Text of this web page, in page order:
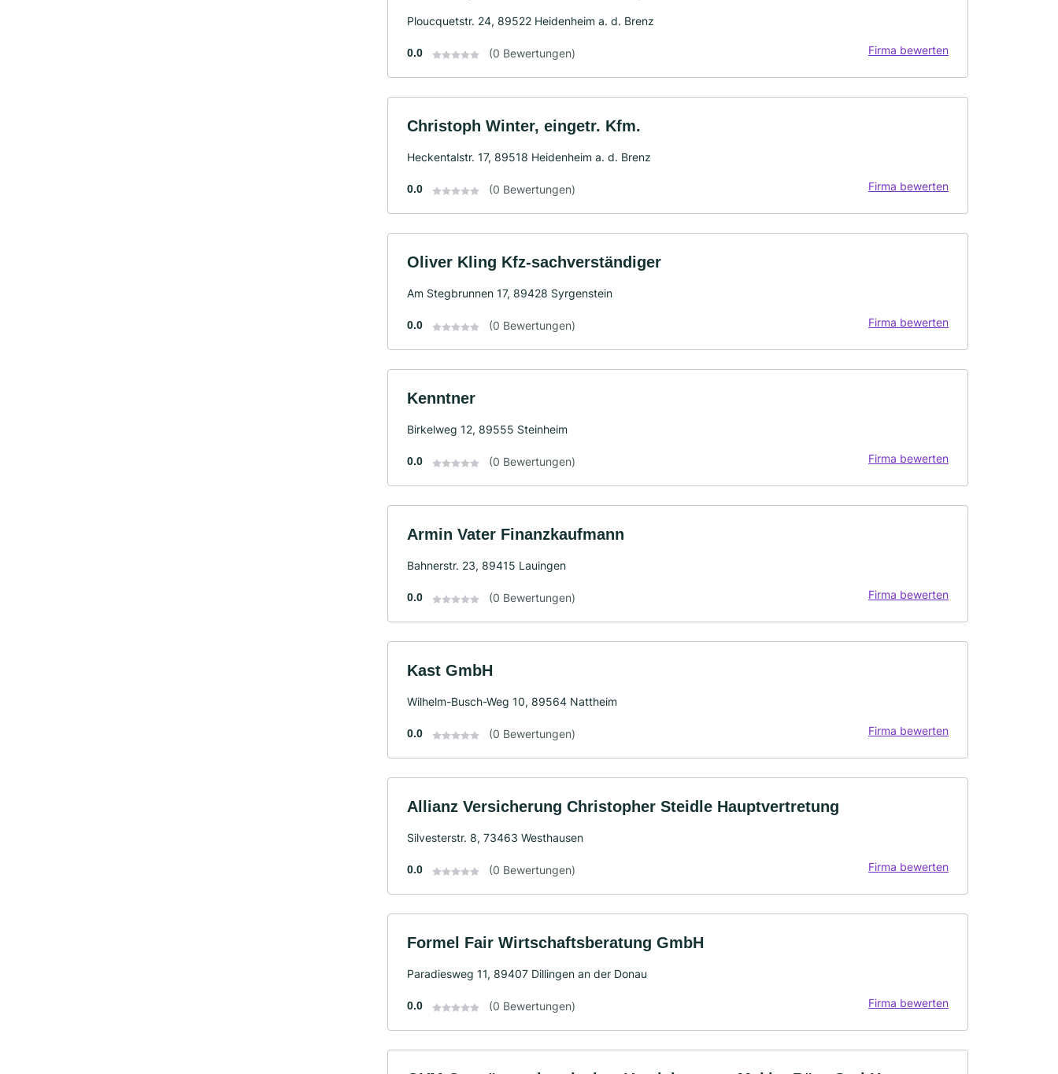
Ploucquetstr. 24, 89522 Heidenheim a. d. Brenz
0.0 (0 Bewertungen) Firma bewerten
Christoph Winter, eingetr. Kfm.
Heckentalstr. 17, 89518 Heidenheim a. d. Brenz
0.0 (0 Bewertungen) Firma bewerten
Oliver Kling Kfz-sachverständiger
Am Stegbrunnen 17, 89428 Syrgenstein
0.0 (0 Bewertungen) Firma bewerten
Kenntner
Birkelweg 12, 89555 Steinheim
0.0 (0 Bewertungen) Firma bewerten
Armin Vater Finanzkaufmann
Bahnerstr. 23, 89415 Lauingen
0.0 (0 Bewertungen) Firma bewerten
Kast GmbH
Wilhelm-Busch-Weg 10, 89564 Nattheim
0.0 (0 Bewertungen) Firma bewerten
Allianz Versicherung Christopher Steidle Hauptvertretung
Silvesterstr. 8, 73463 Westhausen
0.0 (0 Bewertungen) Firma bewerten
Formel Fair Wirtschaftsberatung GmbH
Paradiesweg 11, 89407 Dillingen an der Donau
0.0 (0 Bewertungen) Firma bewerten